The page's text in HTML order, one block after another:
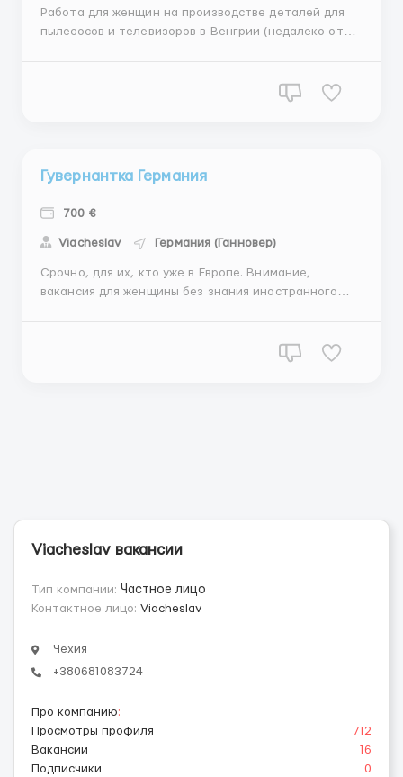
Работа для женщин на производстве деталей для
пылесосов и телевизоров в Венгрии (недалеко от
Гувернантка Германия
700 €
Viacheslav Германия (Ганновер)
Срочно, для их, кто уже в Европе. Внимание,
вакансия для женщины без знания иностранного
Viacheslav вакансии
Тип компании: Частное лицо
Контактное лицо: Viacheslav
Чехия
+380681083724
Про компанию:
Просмотры профиля
712
Вакансии
16
Подписчики
0